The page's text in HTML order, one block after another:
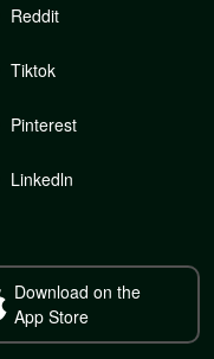
Reddit
Tiktok
Pinterest
Linkedln
Download on the
App Store